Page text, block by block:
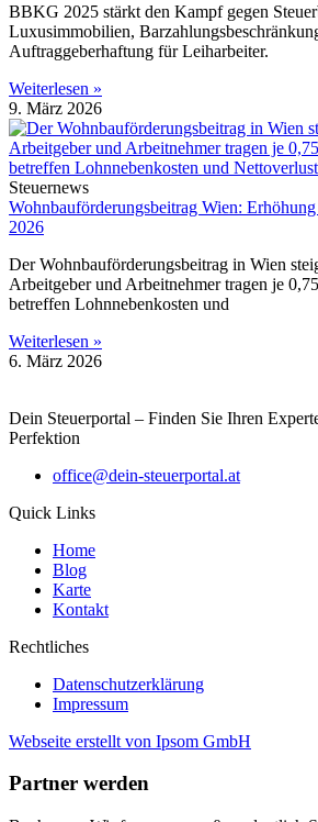
BBKG 2025 stärkt den Kampf gegen
Luxusimmobilien,
Auftraggeberhaftung für Leiharbeiter.
Weiterlesen »
9. März 2026
Steuernews
Wohnbauförderungsbeitrag Wien:
2026
Der Wohnbauförderungsbeitrag in Wien
Arbeitgeber und Arbeitnehmer tragen je
betreffen Lohnnebenkosten und
Weiterlesen »
6. März 2026
Dein Steuerportal – Finden Sie Ihren
Perfektion
office@dein-steuerportal.at
Quick Links
Home
Blog
Karte
Kontakt
Rechtliches
Datenschutzerklärung
Impressum
Webseite erstellt von Ipsom GmbH
Partner werden